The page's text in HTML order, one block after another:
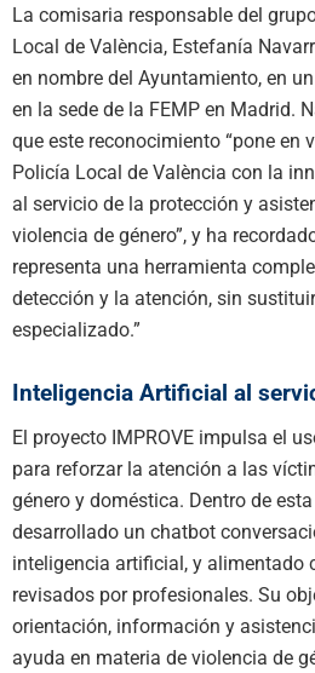
La comisaria responsable del
Local de València, Estefanía
en nombre del Ayuntamiento, en
en la sede de la FEMP en Madrid.
que este reconocimiento “pone en
Policía Local de València con la
al servicio de la protección y
violencia de género”, y ha
representa una herramienta
detección y la atención, sin
especializado.”
Inteligencia Artificial al
El proyecto IMPROVE impulsa el
para reforzar la atención a las
género y doméstica. Dentro de
desarrollado un chatbot
inteligencia artificial, y alimentado
revisados por profesionales. Su
orientación, información y
ayuda en materia de violencia de